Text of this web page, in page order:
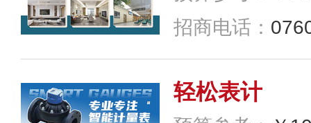
轻松表计
预算参考：
品牌电话：